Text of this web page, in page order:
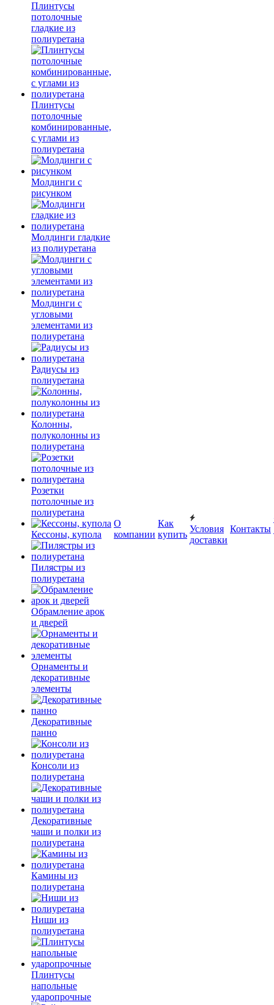
Плинтусы
потолочные
гладкие из
полиуретана
Плинтусы
потолочные
комбинированные,
с углами из
полиуретана
Молдинги c
рисунком
Молдинги гладкие
из полиуретана
Молдинги с
угловыми
элементами из
полиуретана
Радиусы из
полиуретана
Колонны,
полуколонны из
полиуретана
Розетки
потолочные из
полиуретана
Кессоны, купола
Пилястры из
полиуретана
Обрамление арок
и дверей
Орнаменты и
декоративные
элементы
Декоративные
панно
Консоли из
полиуретана
Декоративные
чаши и полки из
полиуретана
Камины из
полиуретана
Ниши из
полиуретана
Плинтусы
напольные
ударопрочные
О
компании
Как
купить
Условия
доставки
Контакты